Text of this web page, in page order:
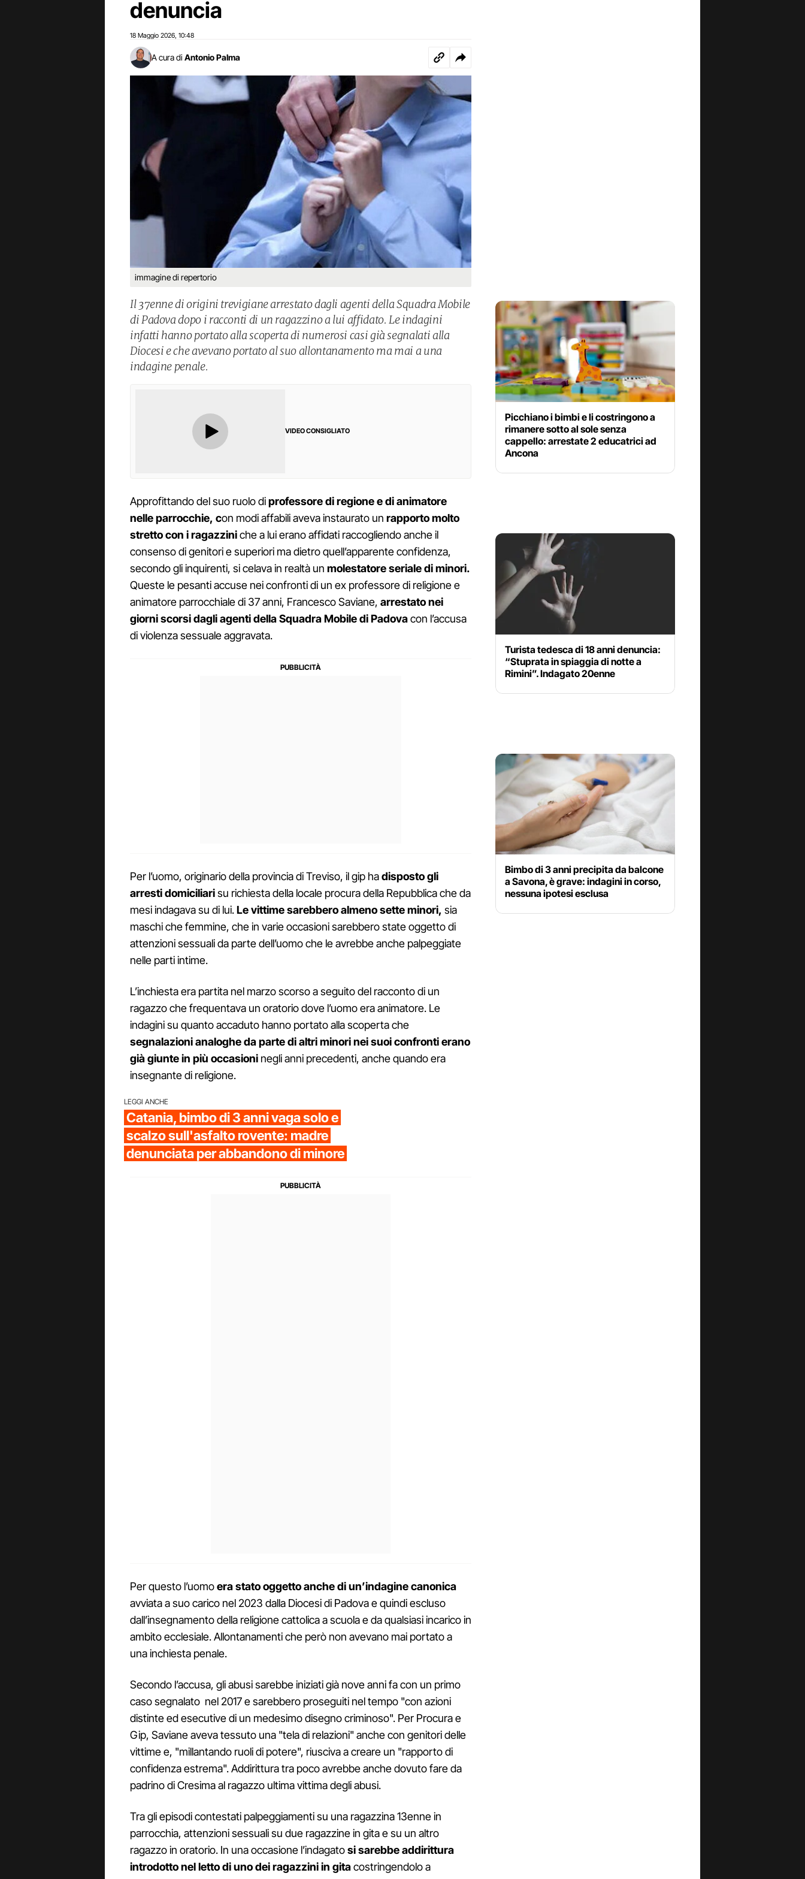
denuncia
18 Maggio 2026 10:48
A cura di Antonio Palma
immagine di repertorio
Il 37enne di origini trevigiane arrestato dagli agenti della Squadra Mobile
di Padova dopo i racconti di un ragazzino a lui affidato. Le indagini
infatti hanno portato alla scoperta di numerosi casi già segnalati alla
Diocesi e che avevano portato al suo allontanamento ma mai a una
indagine penale.
VIDEO CONSIGLIATO
Approfittando del suo ruolo diprofessore di regione e di animatore
nelle parrocchie, con modi affabili aveva instaurato un rapporto molto
stretto con i ragazziniche a lui erano affidati raccogliendo anche il
consenso di genitori e superiori ma dietro quell’apparente confidenza,
secondo gli inquirenti, si celava in realtà un molestatore seriale di minori.
Queste le pesanti accuse nei confronti di un ex professore di religione e
animatore parrocchiale di 37 anni, Francesco Saviane, arrestato nei
giorni scorsi dagli agenti della Squadra Mobile di Padovacon l’accusa
di violenza sessuale aggravata.
Per l’uomo, originario della provincia di Treviso, il gip hadisposto gli
arresti domiciliarisu richiesta della locale procura della Repubblica che da
mesi indagava su di lui.Le vittime sarebbero almeno sette minori, sia
maschi che femmine, che in varie occasioni sarebbero state oggetto di
attenzioni sessuali da parte dell’uomo che le avrebbe anche palpeggiate
nelle parti intime.
L’inchiesta era partita nel marzo scorso a seguito del racconto di un
ragazzo che frequentava un oratorio dove l’uomo era animatore. Le
indagini su quanto accaduto hanno portato alla scoperta che
segnalazioni analoghe da parte di altri minori nei suoi confronti erano
già giunte in più occasioni negli anni precedenti, anche quando era
insegnante di religione.
LEGGI ANCHE
Catania, bimbo di 3 anni vaga solo e
scalzo sull'asfalto rovente: madre
denunciata per abbandono di minore
Per questo l’uomoera stato oggetto anche di un’indagine canonica
avviata a suo carico nel 2023 dalla Diocesi di Padova e quindi escluso
dall’insegnamento della religione cattolica a scuola e da qualsiasi incarico in
ambito ecclesiale. Allontanamenti che però non avevano mai portato a
una inchiesta penale.
Secondo l’accusa, gli abusi sarebbe iniziati già nove anni fa con un primo
caso segnalato nel 2017 e sarebbero proseguiti nel tempo "con azioni
distinte ed esecutive di un medesimo disegno criminoso". Per Procura e
Gip, Saviane aveva tessuto una "tela di relazioni" anche con genitori delle
vittime e, "millantando ruoli di potere", riusciva a creare un "rapporto di
confidenza estrema". Addirittura tra poco avrebbe anche dovuto fare da
padrino di Cresima al ragazzo ultima vittima degli abusi.
Tra gli episodi contestati palpeggiamenti su una ragazzina 13enne in
parrocchia, attenzioni sessuali su due ragazzine in gita e su un altro
ragazzo in oratorio. In una occasione l’indagatosi sarebbe addirittura
introdotto nel letto di uno dei ragazzini in gitacostringendolo a
Picchiano i bimbi e li costringono a
rimanere sotto al sole senza
cappello: arrestate 2 educatrici ad
Ancona
Turista tedesca di 18 anni denuncia:
“Stuprata in spiaggia di notte a
Rimini”. Indagato 20enne
Bimbo di 3 anni precipita da balcone
a Savona, è grave: indagini in corso,
nessuna ipotesi esclusa